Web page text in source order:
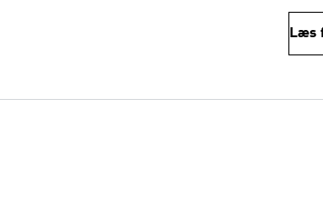
Læs